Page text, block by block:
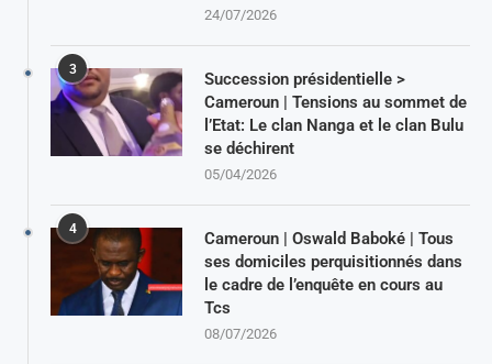
24/07/2026
3
Succession présidentielle >
Cameroun | Tensions au sommet de
l’Etat: Le clan Nanga et le clan Bulu
se déchirent
05/04/2026
4
Cameroun | Oswald Baboké | Tous
ses domiciles perquisitionnés dans
le cadre de l’enquête en cours au
Tcs
08/07/2026